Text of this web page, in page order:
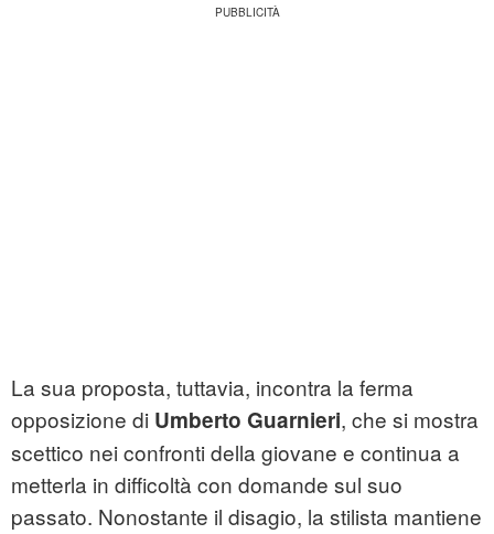
La sua proposta, tuttavia, incontra la ferma
opposizione di Umberto Guarnieri, che si mostra
scettico nei confronti della giovane e continua a
metterla in difficoltà con domande sul suo
passato. Nonostante il disagio, la stilista mantiene